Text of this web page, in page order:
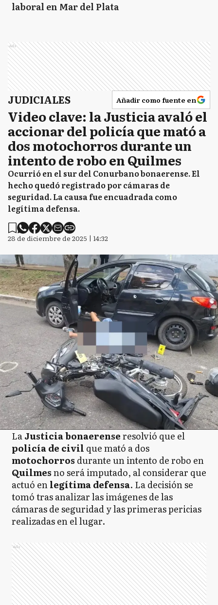
laboral en Mar del Plata
Ads
JUDICIALES Añadir como fuente en
Video clave: la Justicia avaló el
accionar del policía que mató a
dos motochorros durante un
intento de robo en Quilmes
Ocurrió en el sur del Conurbano bonaerense. El
hecho quedó registrado por cámaras de
seguridad. La causa fue encuadrada como
legítima defensa.
28 de diciembre de 2025 | 14:32
LaJusticia bonaerenseresolvió que el
policía de civil que mató a dos
motochorros durante un intento de robo en
Quilmesno será imputado, al considerar que
actuó enlegítima defensa. La decisión se
tomó tras analizar las imágenes de las
cámaras de seguridad y las primeras pericias
realizadas en el lugar.
Ads